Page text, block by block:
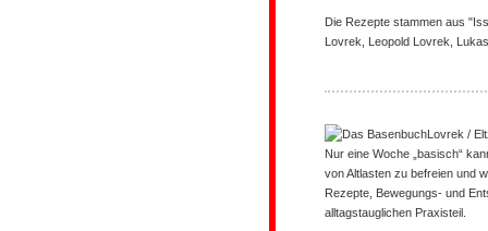
Die Rezepte stammen aus
Lovrek, Leopold Lovrek,
Lovrek /
Nur eine Woche „basisch“
von Altlasten zu befreien und
Rezepte, Bewegungs- und
alltagstauglichen Praxisteil.